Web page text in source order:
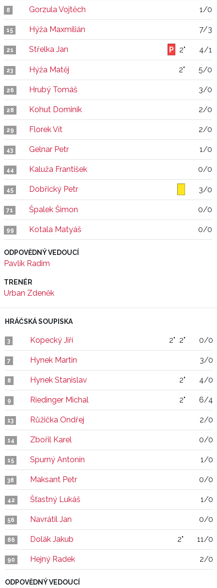
8 Gorzula Vojtěch 1/0
15 Hýža Maxmilián 7/3
21 Střelka Jan 2" 4/1
23 Hýža Matěj 2" 5/0
26 Hrubý Tomáš 3/0
28 Kohut Dominik 2/0
29 Florek Vít 2/0
43 Gelnar Petr 1/0
44 Kaluža František 0/0
45 Dobřický Petr 3/0
71 Špalek Šimon 0/0
99 Kotala Matyáš 0/0
ODPOVĚDNÝ VEDOUCÍ
Pavlík Radim
TRENÉR
Urban Zdeněk
HRÁČSKÁ SOUPISKA
3 Kopecký Jiří 2" 2" 0/0
7 Hynek Martin 3/0
8 Hynek Stanislav 2" 4/0
9 Riedinger Michal 2" 6/4
13 Růžička Ondřej 2/0
14 Zbořil Karel 0/0
15 Spurný Antonín 1/0
38 Maksant Petr 0/0
42 Šťastný Lukáš 1/0
56 Navrátil Jan 0/0
86 Dolák Jakub 2" 11/0
90 Hejný Radek 2/0
ODPOVĚDNÝ VEDOUCÍ